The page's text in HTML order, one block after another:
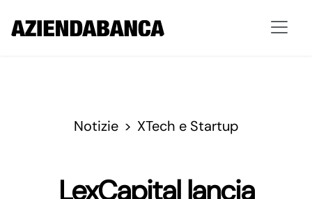
Notizie XTech e Startup
LexCapital lancia